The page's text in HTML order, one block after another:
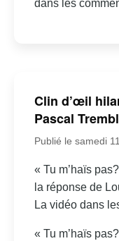
dans les
Clin d’œil
Pascal
Publié le samedi
« Tu m’haïs
la réponse de
La vidéo dans
« Tu m’haïs